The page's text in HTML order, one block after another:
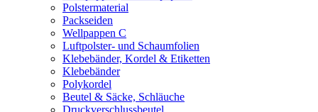
Polstermaterial
Packseiden
Wellpappen C
Luftpolster- und Schaumfolien
Klebebänder, Kordel & Etiketten
Klebebänder
Polykordel
Beutel & Säcke, Schläuche